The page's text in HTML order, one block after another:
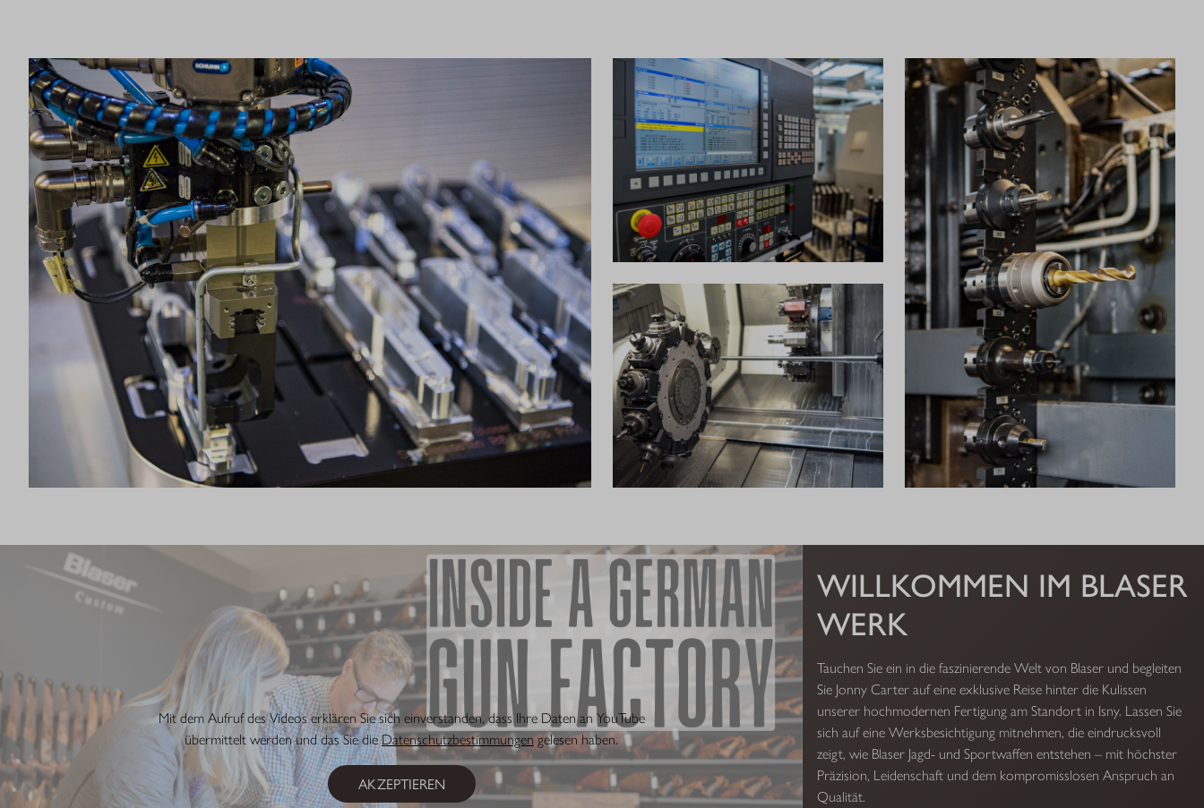
Mit dem Aufruf des Videos erklären Sie sich einverstanden, dass Ihre Daten an YouTube
übermittelt werden und das Sie dieDatenschutzbestimmungengelesen haben.
AKZEPTIEREN
WILLKOMMEN IM BLASER
WERK
Tauchen Sie ein in die faszinierende Welt von Blaser und begleiten
Sie Jonny Carter auf eine exklusive Reise hinter die Kulissen
unserer hochmodernen Fertigung am Standort in Isny. Lassen Sie
sich auf eine Werksbesichtigung mitnehmen, die eindrucksvoll
zeigt, wie Blaser Jagd- und Sportwaffen entstehen – mit höchster
Präzision, Leidenschaft und dem kompromisslosen Anspruch an
Qualität.